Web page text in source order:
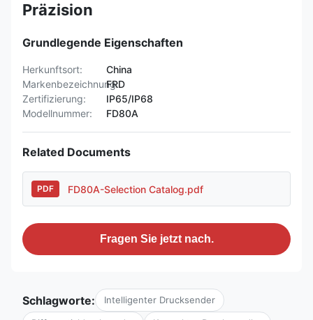
Präzision
Grundlegende Eigenschaften
Herkunftsort:
China
Markenbezeichnung:
FRD
Zertifizierung:
IP65/IP68
Modellnummer:
FD80A
Related Documents
PDF FD80A-Selection Catalog.pdf
Fragen Sie jetzt nach.
Schlagworte: Intelligenter Drucksender